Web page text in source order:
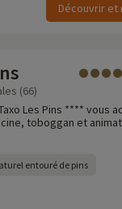
Découvrir
(66)
Les Pins **** vous
toboggan et
entouré de pins